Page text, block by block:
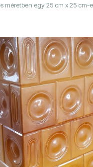
méretben egy 25 cm x 25 cm-